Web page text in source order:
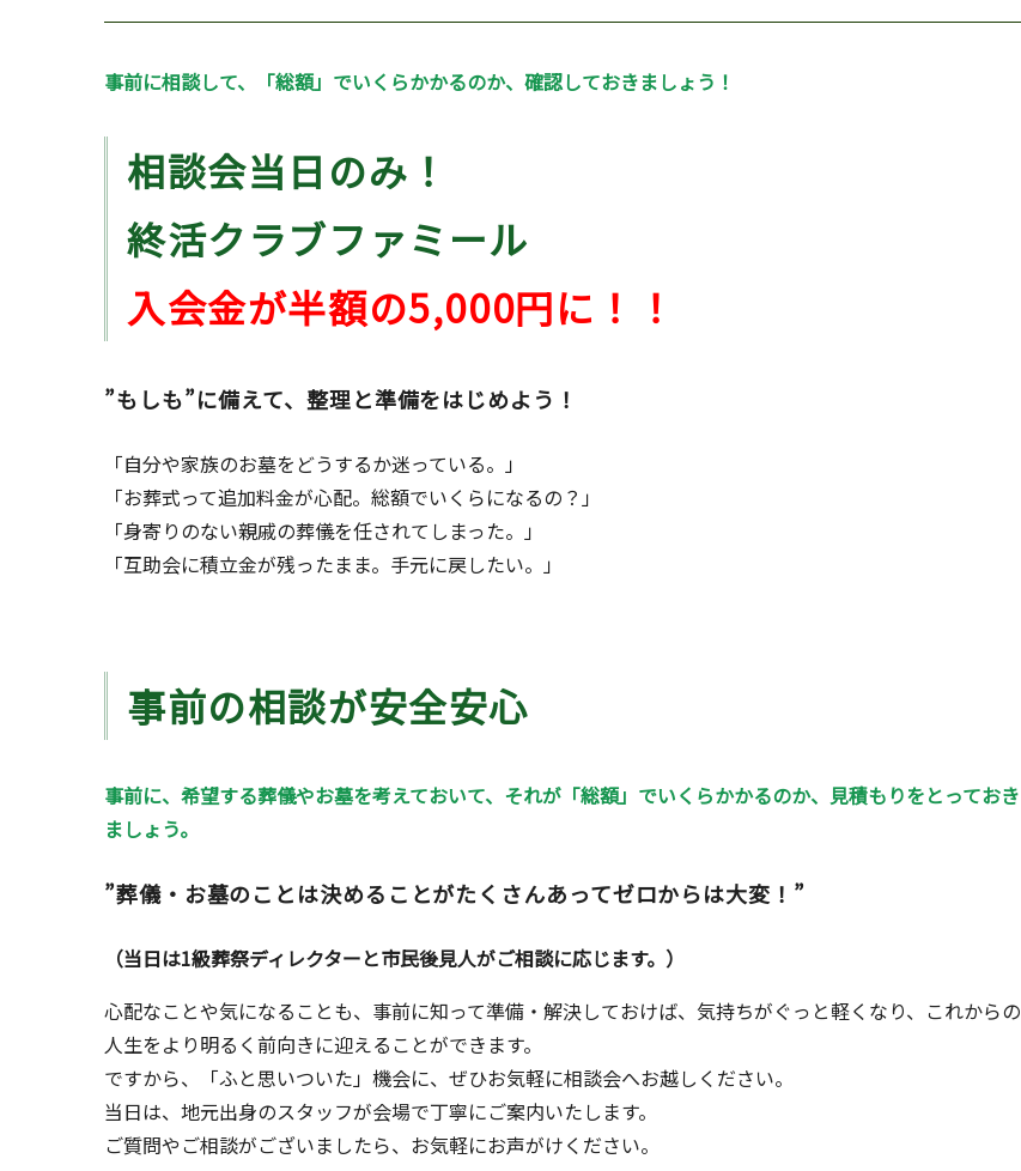
事前に相談して、「総額」でいくらかかるのか、確認しておきましょう！
相談会当日のみ！
終活クラブファミール
入会金が半額の5,000円に！！
”もしも”に備えて、整理と準備をはじめよう！
「自分や家族のお墓をどうするか迷っている。」
「お葬式って追加料金が心配。総額でいくらになるの？」
「身寄りのない親戚の葬儀を任されてしまった。」
「互助会に積立金が残ったまま。手元に戻したい。」
事前の相談が安全安心
事前に、希望する葬儀やお墓を考えておいて、それが「総額」でいくらかかるのか、見積もりをとっておき
ましょう。
”葬儀・お墓のことは決めることがたくさんあってゼロからは大変！”
（当日は1級葬祭ディレクターと市民後見人がご相談に応じます。）
心配なことや気になることも、事前に知って準備・解決しておけば、気持ちがぐっと軽くなり、これからの
人生をより明るく前向きに迎えることができます。
ですから、「ふと思いついた」機会に、ぜひお気軽に相談会へお越しください。
当日は、地元出身のスタッフが会場で丁寧にご案内いたします。
ご質問やご相談がございましたら、お気軽にお声がけください。